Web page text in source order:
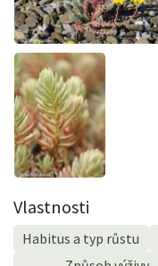
Vlastnosti
Habitus a typ růstu